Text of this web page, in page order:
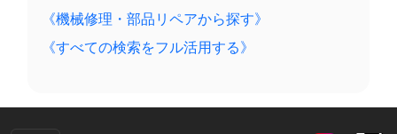
《機械修理・部品リペアから探す》
《すべての検索をフル活用する》